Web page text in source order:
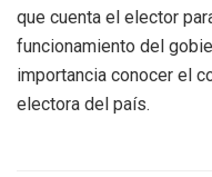
que cuenta el elector
funcionamiento del
importancia conocer el
electora del país.